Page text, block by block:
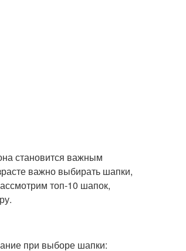
становится важным
важно выбирать шапки,
топ-10 шапок,
при выборе шапки: